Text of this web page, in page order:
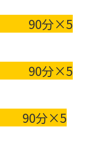
90分×5
90分×5
90分×5